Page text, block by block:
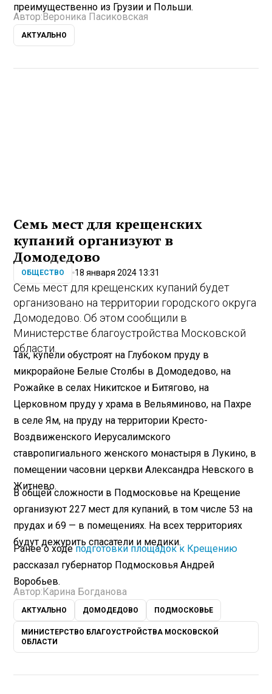
преимущественно из Грузии и Польши.
Автор: Вероника Пасиковская
АКТУАЛЬНО
Семь мест для крещенских
купаний организуют в
Домодедово
ОБЩЕСТВО 18 января 2024 13:31
Семь мест для крещенских купаний будет
организовано на территории городского округа
Домодедово. Об этом сообщили в
Министерстве благоустройства Московской
области.
Так, купели обустроят на Глубоком пруду в
микрорайоне Белые Столбы в Домодедово, на
Рожайке в селах Никитское и Битягово, на
Церковном пруду у храма в Вельяминово, на Пахре
в селе Ям, на пруду на территории Кресто-
Воздвиженского Иерусалимского
ставропигиального женского монастыря в Лукино, в
помещении часовни церкви Александра Невского в
Житнево.
В общей сложности в Подмосковье на Крещение
организуют 227 мест для купаний, в том числе 53 на
прудах и 69 — в помещениях. На всех территориях
будут дежурить спасатели и медики.
Ранее о ходеподготовки площадок к Крещению
рассказал губернатор Подмосковья Андрей
Воробьев.
Автор: Карина Богданова
АКТУАЛЬНО ДОМОДЕДОВО ПОДМОСКОВЬЕ
МИНИСТЕРСТВО БЛАГОУСТРОЙСТВА МОСКОВСКОЙ
ОБЛАСТИ